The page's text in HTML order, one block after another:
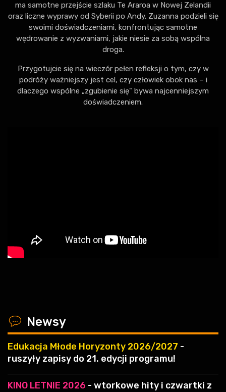
ma samotne przejście szlaku Te Araroa w Nowej Zelandii
oraz liczne wyprawy od Syberii po Andy. Zuzanna podzieli się
swoimi doświadczeniami, konfrontując samotne
wędrowanie z wyzwaniami, jakie niesie za sobą wspólna
droga.
Przygotujcie się na wieczór pełen refleksji o tym, czy w
podróży ważniejszy jest cel, czy człowiek obok nas – i
dlaczego wspólne „zgubienie się" bywa najcenniejszym
doświadczeniem.
x Newsy
Edukacja Młode Horyzonty 2026/2027 -
ruszyły zapisy do 21. edycji programu!
KINO LETNIE 2026 - wtorkowe hity i czwartki z